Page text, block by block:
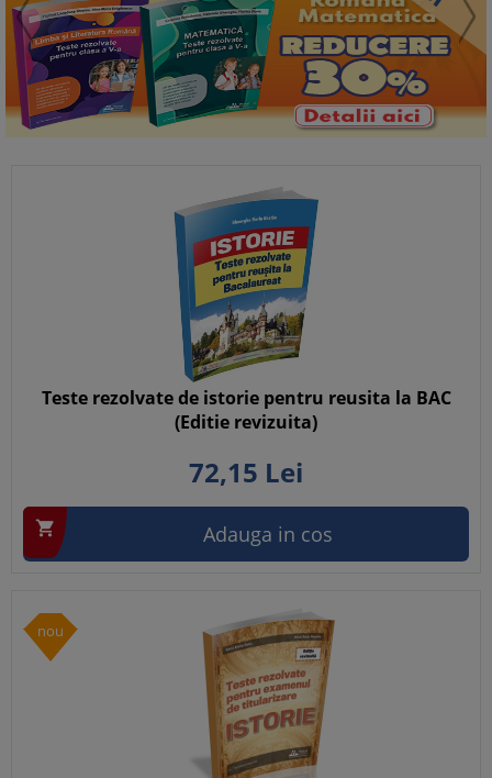
Teste rezolvate de istorie pentru reusita la BAC
(Editie revizuita)
72,15 Lei
 Adauga in cos
nou